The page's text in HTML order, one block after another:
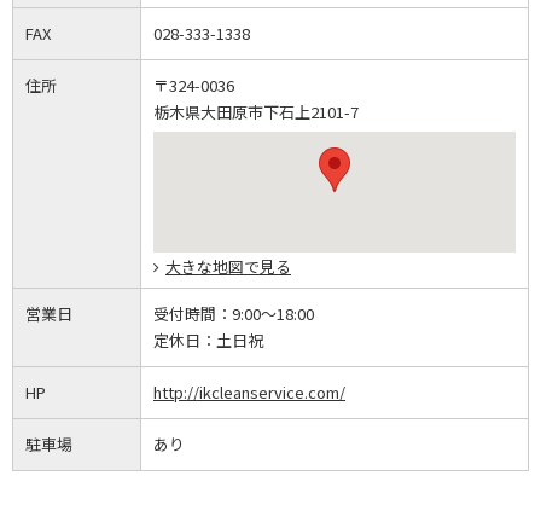
FAX 028-333-1338
住所
〒324-0036
栃木県大田原市下石上2101-7
大きな地図で見る
営業日 受付時間： 9:00～18:00
定休日： 土日祝
HP http://ikcleanservice.com/
駐車場 あり